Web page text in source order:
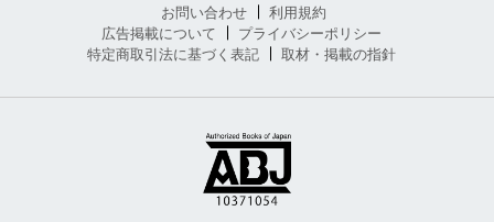
お問い合わせ
利用規約
広告掲載について
プライバシーポリシー
特定商取引法に基づく表記
取材・掲載の指針